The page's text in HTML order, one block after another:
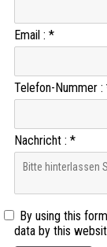
Email : *
Telefon-Nummer :
Nachricht : *
By using this
data by this